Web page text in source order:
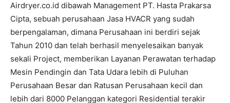
Airdryer.co.id dibawah Management PT. Hasta Prakarsa
Cipta, sebuah perusahaan Jasa HVACR yang sudah
berpengalaman, dimana Perusahaan ini berdiri sejak
Tahun 2010 dan telah berhasil menyelesaikan banyak
sekali Project, memberikan Layanan Perawatan terhadap
Mesin Pendingin dan Tata Udara lebih di Puluhan
Perusahaan Besar dan Ratusan Perusahaan kecil dan
lebih dari 8000 Pelanggan kategori Residential terakir